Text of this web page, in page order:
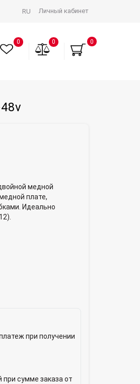
Личный кабинет
RU
0
0
0
медной
плате,
Идеально
при получении
сумме заказа от